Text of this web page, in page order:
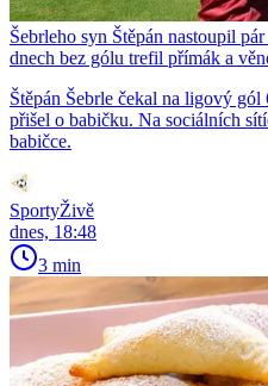
Šebrleho syn Štěpán nastoupil
dnech bez gólu trefil přímák a
Štěpán Šebrle čekal na ligový
přišel o babičku. Na sociálních
babičce.
SportyŽivě
dnes, 18:48
3 min